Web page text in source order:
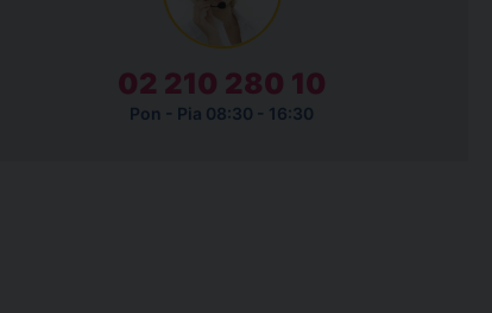
02 210 280 10
Pon - Pia 08:30 - 16:30